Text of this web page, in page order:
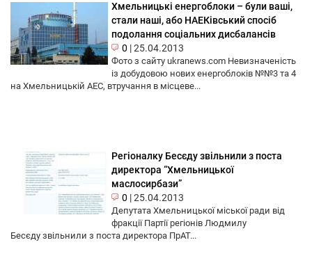
Хмельницькі енергоблоки – були ваші,
стали наші, або НАЕКівський спосіб
подолання соціальних дисбалансів
0 |25.04.2013
Фото з сайту ukranews.com Невизначеність
із добудовою нових енергоблоків №№3 та 4
на Хмельницькій АЕС, втручання в місцеве...
Регіоналку Бесєду звільнили з поста
директора “Хмельницької
маслосирбази”
0 |25.04.2013
Депутата Хмельницької міської ради від
фракції Партії регіонів Людмилу
Бесєду звільнили з поста директора ПрАТ...